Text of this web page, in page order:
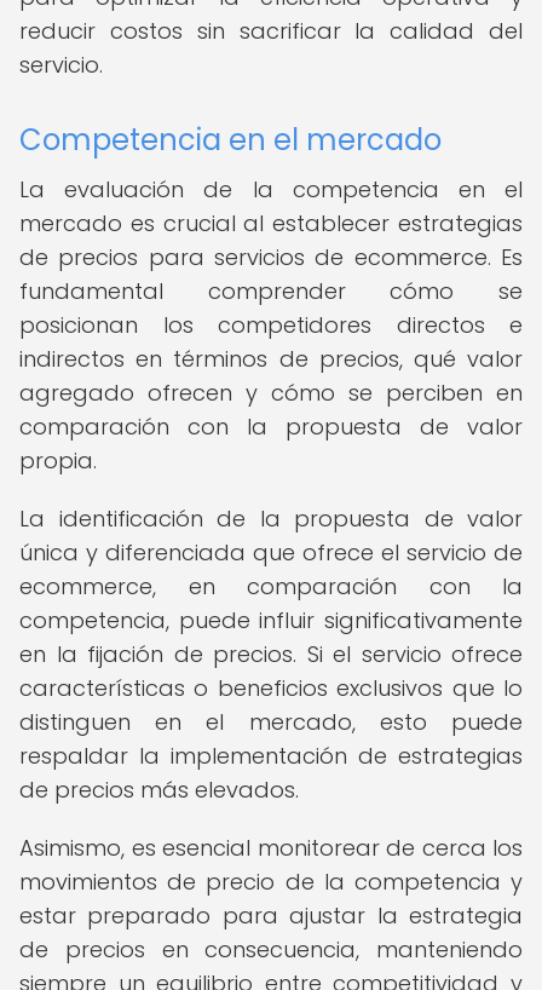
reducir costos sin sacrificar la calidad del
servicio.
Competencia en el mercado
La evaluación de la competencia en el
mercado es crucial al establecer estrategias
de precios para servicios de ecommerce. Es
fundamental comprender cómo se
posicionan los competidores directos e
indirectos en términos de precios, qué valor
agregado ofrecen y cómo se perciben en
comparación con la propuesta de valor
propia.
La identificación de la propuesta de valor
única y diferenciada que ofrece el servicio de
ecommerce, en comparación con la
competencia, puede influir significativamente
en la fijación de precios. Si el servicio ofrece
características o beneficios exclusivos que lo
distinguen en el mercado, esto puede
respaldar la implementación de estrategias
de precios más elevados.
Asimismo, es esencial monitorear de cerca los
movimientos de precio de la competencia y
estar preparado para ajustar la estrategia
de precios en consecuencia, manteniendo
siempre un equilibrio entre competitividad y